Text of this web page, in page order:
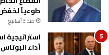
م
ق
ب
ل
ر
د
ن
ف
ي
طوعياً لخفض
منذ 3 أسابيع
استراتيجية
أداء